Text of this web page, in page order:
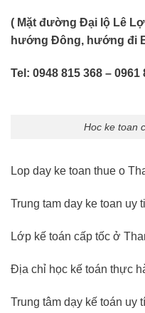
( Mặt đường Đại lộ Lê
hướng Đông, hướng đi
Tel: 0948 815 368 – 0961
Hoc ke toan
Lop day ke toan thue o
Trung tam day ke toan uy
Lớp kế toán cấp tốc ở
Địa chỉ học kế toán thực
Trung tâm dạy kế toán uy